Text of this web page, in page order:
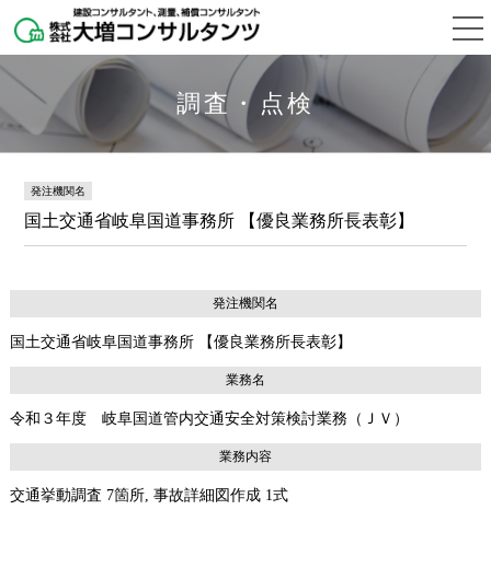
調査・点検
発注機関名
国土交通省岐阜国道事務所 【優良業務所長表彰】
発注機関名
国土交通省岐阜国道事務所 【優良業務所長表彰】
業務名
令和３年度 岐阜国道管内交通安全対策検討業務（ＪＶ）
業務内容
交通挙動調査 7箇所, 事故詳細図作成 1式